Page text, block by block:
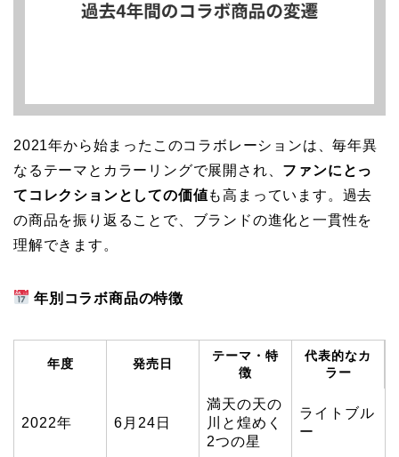
2021年から始まったこのコラボレーションは、毎年異
なるテーマとカラーリングで展開され、 ファンにとっ
てコレクションとしての価値も高まっています。過去
の商品を振り返ることで、ブランドの進化と一貫性を
理解できます。
年別コラボ商品の特徴
年度 発売日
テーマ・特
徴
代表的なカ
ラー
2022年 6月24日
満天の天の
川と煌めく
2つの星
ライトブル
ー